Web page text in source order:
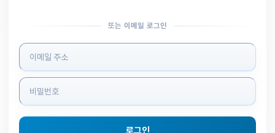
또는 이메일 로그인
로그인 정보 입력
로그인